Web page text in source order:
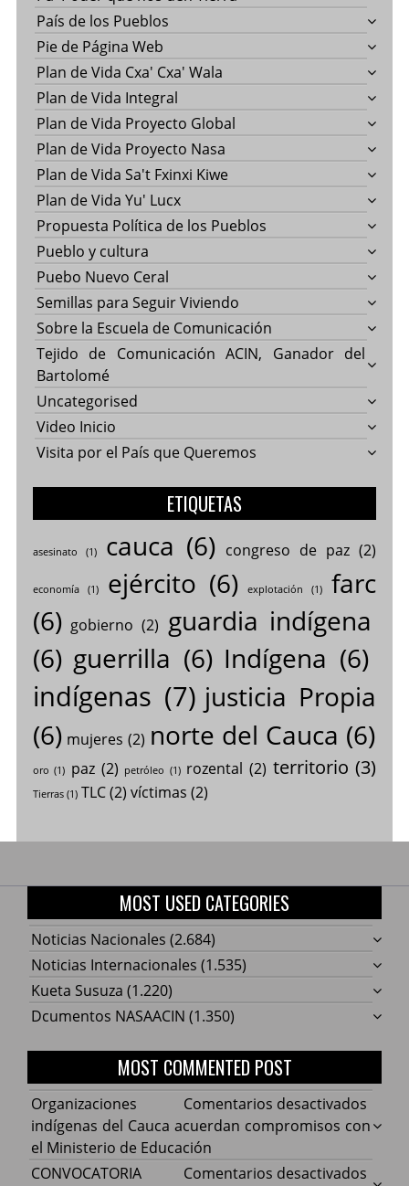
País de los Pueblos
Pie de Página Web
Plan de Vida Cxa' Cxa' Wala
Plan de Vida Integral
Plan de Vida Proyecto Global
Plan de Vida Proyecto Nasa
Plan de Vida Sa't Fxinxi Kiwe
Plan de Vida Yu' Lucx
Propuesta Política de los Pueblos
Pueblo y cultura
Puebo Nuevo Ceral
Semillas para Seguir Viviendo
Sobre la Escuela de Comunicación
Tejido de Comunicación ACIN, Ganador del
Bartolomé
Uncategorised
Video Inicio
Visita por el País que Queremos
ETIQUETAS
asesinato (1) cauca (6) congreso de paz(2)
economía(1) ejército (6) explotación (1)
farc
(6) gobierno (2) guardia indígena
(6) guerrilla (6) Indígena (6)
indígenas (7) justicia Propia
(6) mujeres (2) norte del Cauca (6)
oro (1) paz (2) petróleo (1) rozental (2) territorio (3)
Tierras(1) TLC(2) víctimas (2)
MOST USED CATEGORIES
Noticias Nacionales (2.684)
Noticias Internacionales (1.535)
Kueta Susuza (1.220)
Dcumentos NASAACIN (1.350)
MOST COMMENTED POST
Comentarios desactivados
Organizaciones
indígenas del Cauca acuerdan compromisos con
el Ministerio de Educación
Comentarios desactivados
CONVOCATORIA